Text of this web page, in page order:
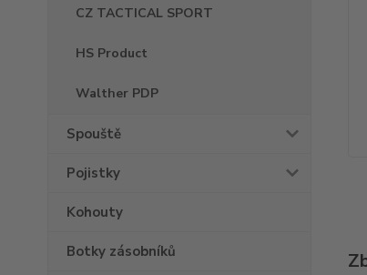
CZ TACTICAL SPORT
HS Product
Walther PDP
Spouště
Pojistky
Kohouty
Botky zásobníků